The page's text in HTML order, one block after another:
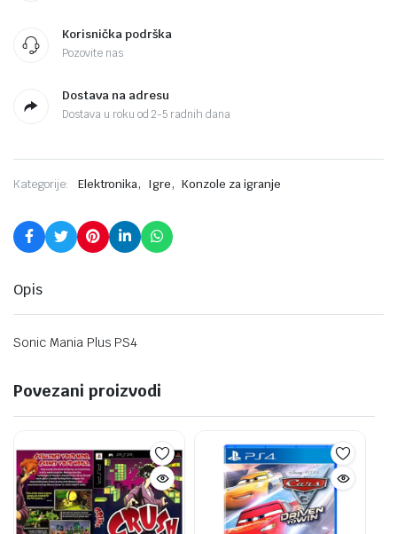
Korisnička podrška
Pozovite nas
Dostava na adresu
Dostava u roku od 2-5 radnih dana
Kategorije: Elektronika, Igre, Konzole za igranje
Opis
Sonic Mania Plus PS4
Povezani proizvodi